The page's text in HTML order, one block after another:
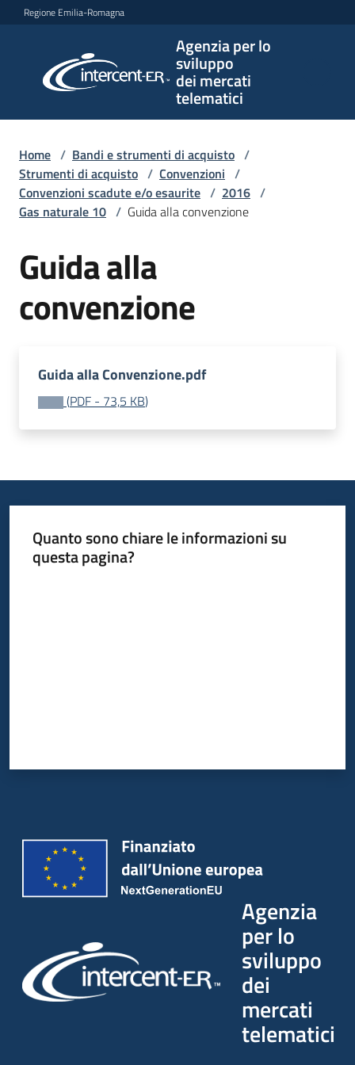
Vai al contenuto
Vai alla navigazione
Vai al footer
Regione Emilia-Romagna
Agenzia per lo
sviluppo
dei mercati
telematici
per lo
sviluppo
telematici
e
acquisto
Supporto
telematiche
Home / Bandi e strumenti di acquisto /
Strumenti di acquisto / Convenzioni /
Convenzioni scadute e/o esaurite / 2016 /
Gas naturale 10 / Guida alla convenzione
Guida alla
convenzione
Guida alla Convenzione.pdf
(PDF - 73,5 KB)
Quanto sono chiare le informazioni su
questa pagina?
Agenzia
per lo
sviluppo
dei
mercati
telematici